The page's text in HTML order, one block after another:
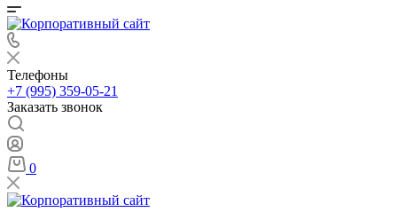
Телефоны
+7 (995) 359-05-21
Заказать звонок
0